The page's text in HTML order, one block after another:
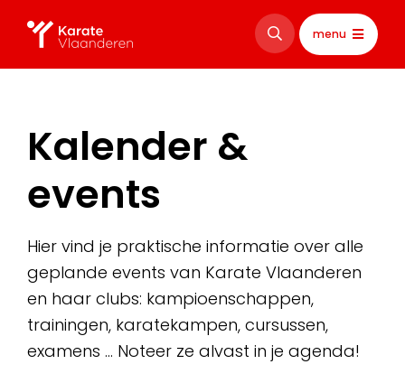
menu
Kalender &
events
Hier vind je praktische informatie over alle
geplande events van Karate Vlaanderen
en haar clubs: kampioenschappen,
trainingen, karatekampen, cursussen,
examens … Noteer ze alvast in je agenda!